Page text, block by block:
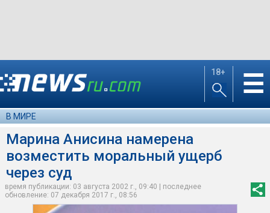
18+ ☰
В МИРЕ
Марина Анисина намерена
возместить моральный ущерб
через суд
время публикации: 03 августа 2002 г., 09:40 | последнее
обновление: 07 декабря 2017 г., 08:56